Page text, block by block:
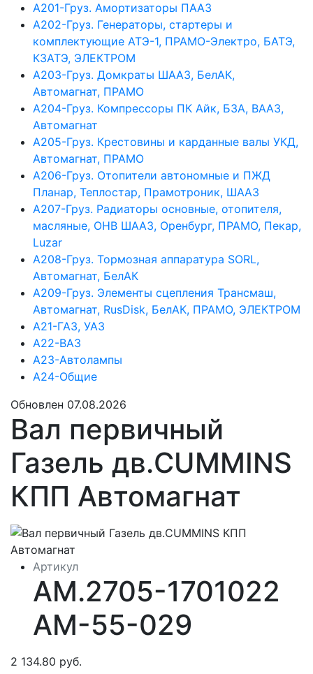
А201-Груз. Амортизаторы ПААЗ
А202-Груз. Генераторы, стартеры и
комплектующие АТЭ-1, ПРАМО-Электро, БАТЭ,
КЗАТЭ, ЭЛЕКТРОМ
А203-Груз. Домкраты ШААЗ, БелАК,
Автомагнат, ПРАМО
А204-Груз. Компрессоры ПК Айк, БЗА, ВААЗ,
Автомагнат
А205-Груз. Крестовины и карданные валы УКД,
Автомагнат, ПРАМО
А206-Груз. Отопители автономные и ПЖД
Планар, Теплостар, Прамотроник, ШААЗ
А207-Груз. Радиаторы основные, отопителя,
масляные, ОНВ ШААЗ, Оренбург, ПРАМО, Пекар,
Luzar
А208-Груз. Тормозная аппаратура SORL,
Автомагнат, БелАК
А209-Груз. Элементы сцепления Трансмаш,
Автомагнат, RusDisk, БелАК, ПРАМО, ЭЛЕКТРОМ
А21-ГАЗ, УАЗ
А22-ВАЗ
А23-Автолампы
А24-Общие
Обновлен 07.08.2026
Вал первичный
Газель дв.CUMMINS
КПП Автомагнат
Артикул
АМ.2705-1701022
АМ-55-029
2 134.80 руб.